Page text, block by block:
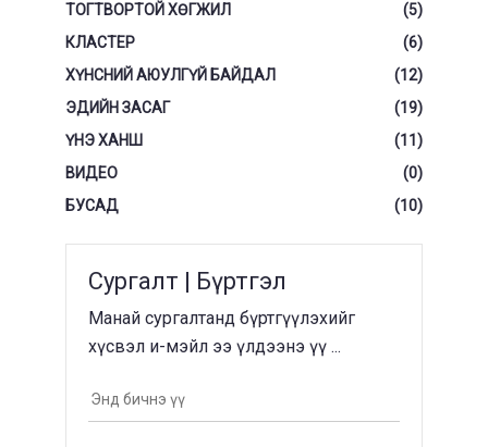
ТОГТВОРТОЙ ХӨГЖИЛ
(5)
КЛАСТЕР
(6)
ХҮНСНИЙ АЮУЛГҮЙ БАЙДАЛ
(12)
ЭДИЙН ЗАСАГ
(19)
ҮНЭ ХАНШ
(11)
ВИДЕО
(0)
БУСАД
(10)
Сургалт | Бүртгэл
Манай сургалтанд бүртгүүлэхийг
хүсвэл и-мэйл ээ үлдээнэ үү ...